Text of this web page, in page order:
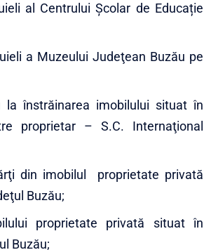
al Centrului Școlar de Educație
a Muzeului Judeţean Buzău pe
la înstrăinarea imobilului situat în
proprietar – S.C. Internaţional
din imobilul proprietate privată
Buzău;
proprietate privată situat în
Buzău;